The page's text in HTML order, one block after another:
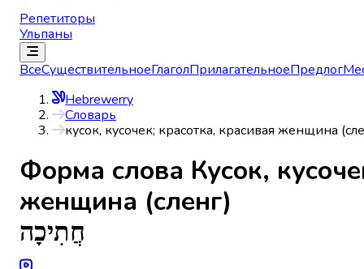
Репетиторы
Ульпаны
ВсеСуществительноеГлаголПрилагательноеПредлог
Hebrewerry
Словарь
кусок, кусочек; красотка, красивая женщина
Форма слова Кусок,
женщина (сленг)
חֲתִיכָה